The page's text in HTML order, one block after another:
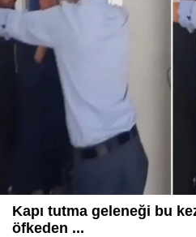
Kapı tutma geleneği bu
öfkeden ...